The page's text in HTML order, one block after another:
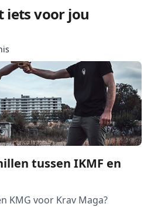
iets voor jou
tussen IKMF en
KMG voor Krav Maga?